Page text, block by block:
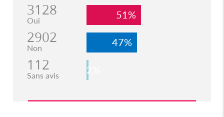
3128
Oui 51%
2902
Non 47%
112
Sans avis 2%